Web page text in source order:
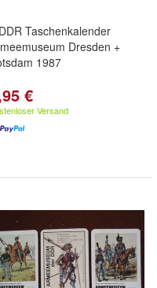
Taschenkalender
Dresden +
1987
€
Versand